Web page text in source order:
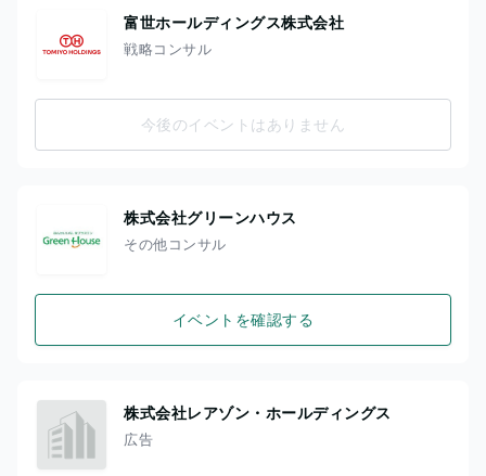
富世ホールディングス株式会社
戦略コンサル
今後のイベントはありません
株式会社グリーンハウス
その他コンサル
イベントを確認する
株式会社レアゾン・ホールディングス
広告